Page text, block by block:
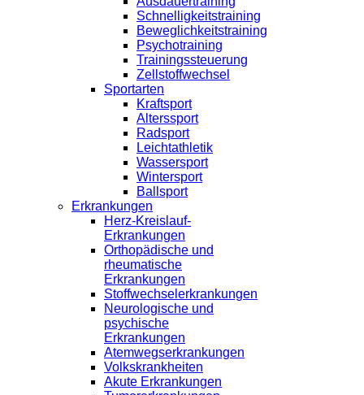
Schnelligkeitstraining
Beweglichkeitstraining
Psychotraining
Trainingssteuerung
Zellstoffwechsel
Sportarten
Kraftsport
Alterssport
Radsport
Leichtathletik
Wassersport
Wintersport
Ballsport
Erkrankungen
Herz-Kreislauf-
Erkrankungen
Orthopädische und
rheumatische
Erkrankungen
Stoffwechselerkrankungen
Neurologische und
psychische
Erkrankungen
Atemwegserkrankungen
Volkskrankheiten
Akute Erkrankungen